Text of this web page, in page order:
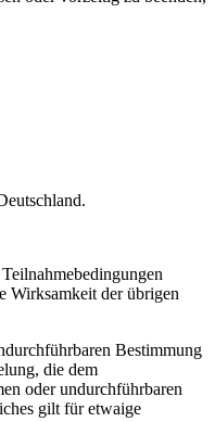
Wirksamkeit der übrigen
Bestimmung
die dem
oder undurchführbaren
gilt für etwaige